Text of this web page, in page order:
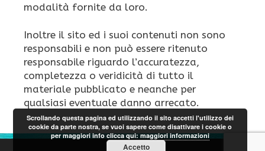
modalità fornite da loro.
Inoltre il sito ed i suoi contenuti non sono
responsabili e non può essere ritenuto
responsabile riguardo l’accuratezza,
completezza o veridicità di tutto il
materiale pubblicato e neanche per
qualsiasi eventuale danno arrecato.
Scrollando questa pagina ed utilizzando il sito accetti l'utilizzo dei
cookie da parte nostra, se vuoi sapere come disattivare i cookie o
per maggiori info clicca qui:maggiori informazioni
Accetto